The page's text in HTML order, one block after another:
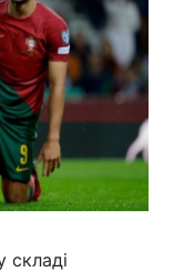
складі